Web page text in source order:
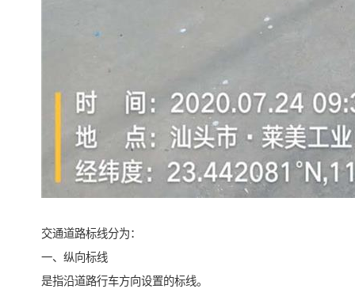
交通道路标线分为：
一、纵向标线
是指沿道路行车方向设置的标线。